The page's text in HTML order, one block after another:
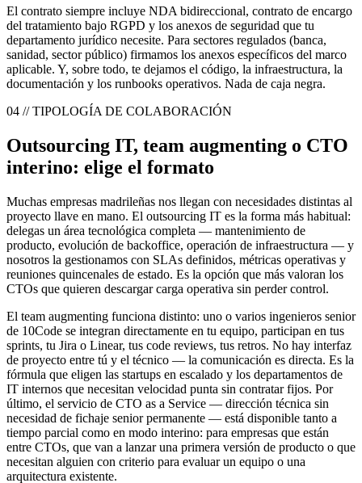
El contrato siempre incluye NDA bidireccional, contrato de encargo
del tratamiento bajo RGPD y los anexos de seguridad que tu
departamento jurídico necesite. Para sectores regulados (banca,
sanidad, sector público) firmamos los anexos específicos del marco
aplicable. Y, sobre todo, te dejamos el código, la infraestructura, la
documentación y los runbooks operativos. Nada de caja negra.
04 // TIPOLOGÍA DE COLABORACIÓN
Outsourcing IT, team augmenting o CTO
interino: elige el formato
Muchas empresas madrileñas nos llegan con necesidades distintas al
proyecto llave en mano. El outsourcing IT es la forma más habitual:
delegas un área tecnológica completa — mantenimiento de
producto, evolución de backoffice, operación de infraestructura — y
nosotros la gestionamos con SLAs definidos, métricas operativas y
reuniones quincenales de estado. Es la opción que más valoran los
CTOs que quieren descargar carga operativa sin perder control.
El team augmenting funciona distinto: uno o varios ingenieros senior
de 10Code se integran directamente en tu equipo, participan en tus
sprints, tu Jira o Linear, tus code reviews, tus retros. No hay interfaz
de proyecto entre tú y el técnico — la comunicación es directa. Es la
fórmula que eligen las startups en escalado y los departamentos de
IT internos que necesitan velocidad punta sin contratar fijos. Por
último, el servicio de CTO as a Service — dirección técnica sin
necesidad de fichaje senior permanente — está disponible tanto a
tiempo parcial como en modo interino: para empresas que están
entre CTOs, que van a lanzar una primera versión de producto o que
necesitan alguien con criterio para evaluar un equipo o una
arquitectura existente.